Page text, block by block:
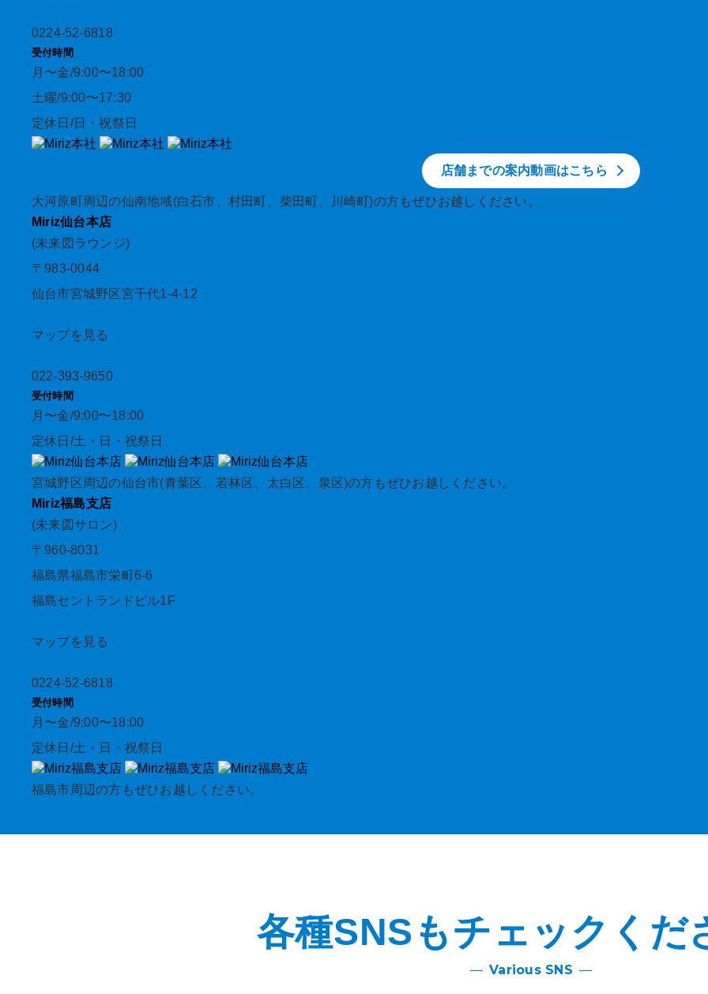
0224-52-6818
受付時間
月〜金/9:00〜18:00
土曜/9:00〜17:30
定休日/日・祝祭日
店舗までの案内動画はこちら
大河原町周辺の仙南地域(白石市、村田町、柴田町、川崎町)の方もぜひお越しください。
Miriz仙台本店
(未来図ラウンジ)
〒983-0044
仙台市宮城野区宮千代1-4-12
マップを見る
022-393-9650
受付時間
月〜金/9:00〜18:00
定休日/土・日・祝祭日
宮城野区周辺の仙台市(青葉区、若林区、太白区、泉区)の方もぜひお越しください。
Miriz福島支店
(未来図サロン)
〒960-8031
福島県福島市栄町6-6
福島セントランドビル1F
マップを見る
0224-52-6818
受付時間
月〜金/9:00〜18:00
定休日/土・日・祝祭日
福島市周辺の方もぜひお越しください。
各種SNSもチェックくだ
Various SNS